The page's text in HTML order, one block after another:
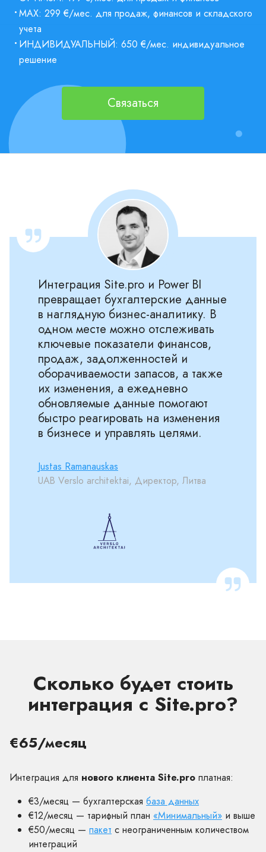
•MAX: 299 €/мес. для продаж, финансов и складского
учета
• ИНДИВИДУАЛЬНЫЙ: 650 €/мес. индивидуальное
решение
Связаться
Интеграция Site.pro и Power BI
превращает бухгалтерские данные
в наглядную бизнес-аналитику. В
одном месте можно отслеживать
ключевые показатели финансов,
продаж, задолженностей и
оборачиваемости запасов, а также
их изменения, а ежедневно
обновляемые данные помогают
быстро реагировать на изменения
в бизнесе и управлять целями.
Justas Ramanauskas
UAB Verslo architektai, Директор, Литва
Сколько будет стоить
интеграция с Site.pro?
€65/месяц
Интеграция для нового клиента Site.pro платная:
€3/месяц — бухгалтерская база данных
€12/месяц — тарифный план «Минимальный» и выше
€50/месяц — пакет с неограниченным количеством
интеграций